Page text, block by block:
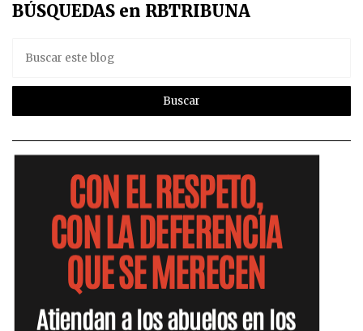
BÚSQUEDAS en RBTRIBUNA